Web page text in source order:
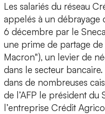
Les salariés du réseau
appelés à un débrayage
6 décembre par le
une prime de partage
Macron"), un levier de
dans le secteur
dans de nombreuses
de l’AFP le président du
l’entreprise Crédit